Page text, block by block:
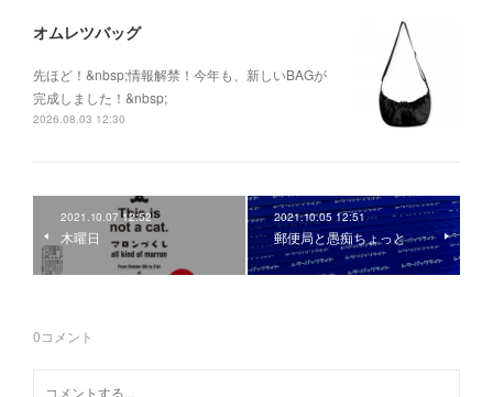
オムレツバッグ
先ほど！&nbsp;情報解禁！今年も、新しいBAGが
完成しました！&nbsp;
2026.08.03 12:30
2021.10.07 12:52
木曜日
2021.10.05 12:51
郵便局と愚痴ちょっと
0コメント